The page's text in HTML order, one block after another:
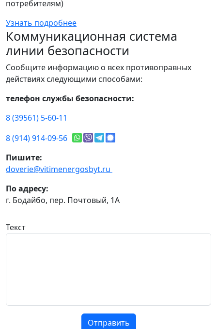
потребителям)
Узнать подробнее
Коммуникационная система
линии безопасности
Сообщите информацию о всех противоправных
действиях следующими способами:
телефон службы безопасности:
8 (39561) 5-60-11
8 (914) 914-09-56
Пишите:
doverie@vitimenergosbyt.ru
По адресу:
г. Бодайбо, пер. Почтовый, 1А
Текст
Отправить